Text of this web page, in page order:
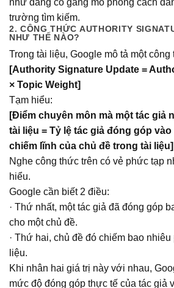
như đang cố gắng mô phỏng cách
trường tìm kiếm.
2. CÔNG THỨC AUTHORITY
NHƯ THẾ NÀO?
Trong tài liệu, Google mô tả một
[Authority Signature Update =
× Topic Weight]
Tạm hiểu:
[Điểm chuyên môn mà một tác giả
tài liệu = Tỷ lệ tác giả đóng góp
chiếm lĩnh của chủ đề trong tài liệu]
Nghe công thức trên có vẻ phức tạp
hiểu.
Google cần biết 2 điều:
· Thứ nhất, một tác giả đã đóng góp
cho một chủ đề.
· Thứ hai, chủ đề đó chiếm bao nhiêu
liệu.
Khi nhân hai giá trị này với nhau,
mức độ đóng góp thực tế của tác giả